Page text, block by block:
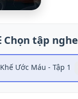
Chọn tập nghe
Khế Ước Máu - Tập 1